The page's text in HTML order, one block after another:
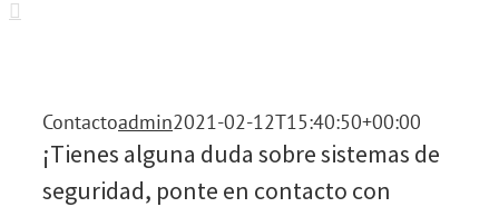
Contactoadmin2021-02-12T15:40:50+00:00
¡Tienes alguna duda sobre sistemas de
seguridad, ponte en contacto con